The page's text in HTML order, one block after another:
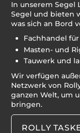
In unserem
Segel und bieten
was sich an Bord
Fachhandel
Masten- und
Tauwerk und
Wir verfügen
Netzwerk von
ganzen Welt, um
bringen.
ROLLY